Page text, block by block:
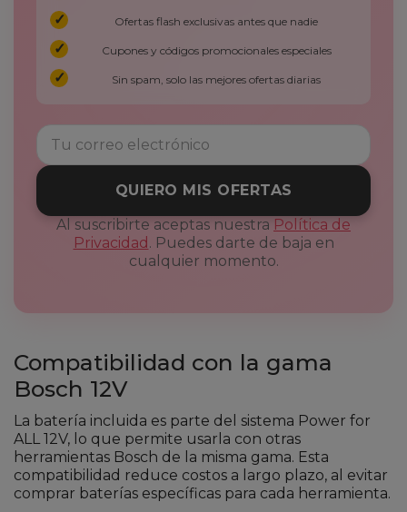
Ofertas flash exclusivas antes que nadie
Cupones y códigos promocionales especiales
Sin spam, solo las mejores ofertas diarias
QUIERO MIS OFERTAS
Al suscribirte aceptas nuestra Política de
Privacidad . Puedes darte de baja en
cualquier momento.
Compatibilidad con la gama
Bosch 12V
La batería incluida es parte del sistema Power for
ALL 12V, lo que permite usarla con otras
herramientas Bosch de la misma gama. Esta
compatibilidad reduce costos a largo plazo, al evitar
comprar baterías específicas para cada herramienta.